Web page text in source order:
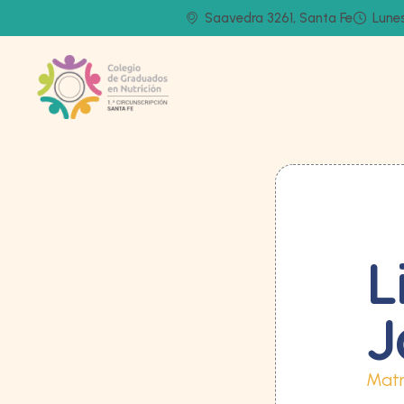
Saavedra 3261, Santa Fe